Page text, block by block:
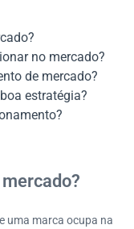
no mercado?
de mercado?
estratégia?
uma marca ocupa na